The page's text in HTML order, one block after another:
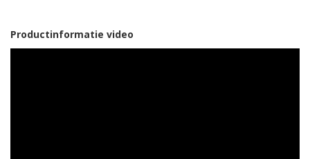
Productinformatie video